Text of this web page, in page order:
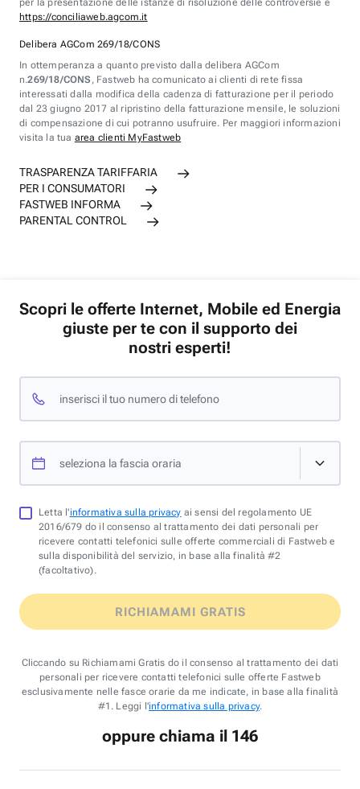
per la presentazione delle istanze di risoluzione delle controversie è
https://conciliaweb.agcom.it
Delibera AGCom 269/18/CONS
In ottemperanza a quanto previsto dalla delibera AGCom
n.269/18/CONS , Fastweb ha comunicato ai clienti di rete fissa
interessati dalla modifica della cadenza di fatturazione per il periodo
dal 23 giugno 2017 al ripristino della fatturazione mensile, le soluzioni
di compensazione di cui potranno usufruire. Per maggiori informazioni
visita la tua area clienti MyFastweb
TRASPARENZA TARIFFARIA
PER I CONSUMATORI
FASTWEB INFORMA
PARENTAL CONTROL
Scopri le offerte Internet, Mobile ed Energia
giuste per te con il supporto dei
nostri esperti!
inserisci il tuo numero di telefono
seleziona la fascia oraria
Letta l'informativa sulla privacy ai sensi del regolamento UE
2016/679 do il consenso al trattamento dei dati personali per
ricevere contatti telefonici sulle offerte commerciali di Fastweb e
sulla disponibilità del servizio, in base alla finalità #2
(facoltativo).
RICHIAMAMI GRATIS
Cliccando su Richiamami Gratis do il consenso al trattamento dei dati
personali per ricevere contatti telefonici sulle offerte Fastweb
esclusivamente nelle fasce orarie da me indicate, in base alla finalità
#1. Leggi l'informativa sulla privacy.
oppure chiama il 146